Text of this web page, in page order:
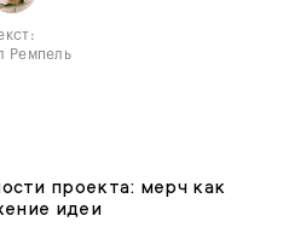
Ремпель
проекта: мерч как
идеи